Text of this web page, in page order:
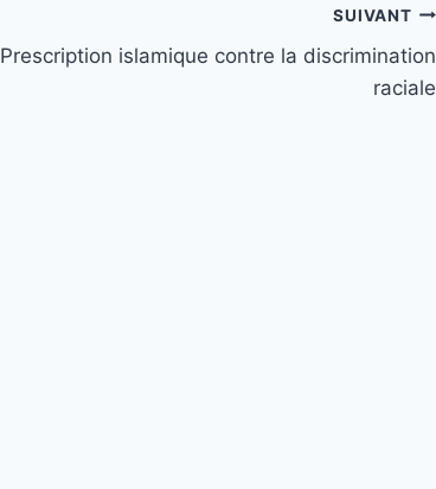
SUIVANT
Prescription islamique contre la discrimination
raciale